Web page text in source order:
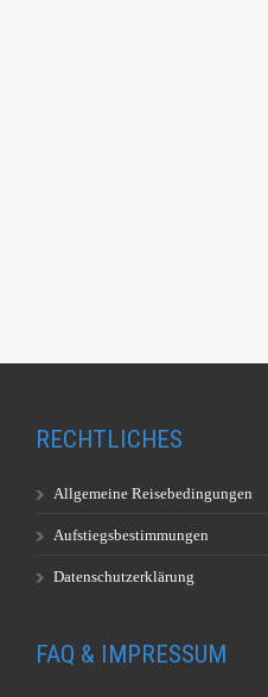
RECHTLICHES
Allgemeine Reisebedingungen
Aufstiegsbestimmungen
Datenschutzerklärung
FAQ & IMPRESSUM